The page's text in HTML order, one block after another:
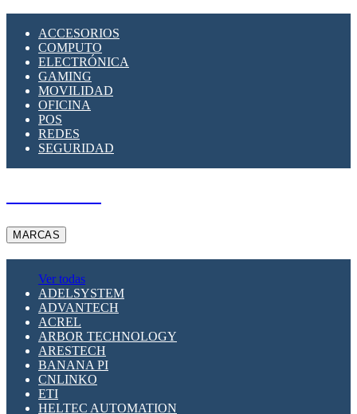
SUPRESOR DE TRANSIENTES SPDS PARA
APLICACIONES FOTOVOLTAICAS
ACCESORIOS
COMPUTO
ELECTRÓNICA
GAMING
MOVILIDAD
OFICINA
POS
REDES
SEGURIDAD
MARCAS
Ver todas
ADELSYSTEM
ADVANTECH
ACREL
ARBOR TECHNOLOGY
ARESTECH
BANANA PI
CNLINKO
ETI
HELTEC AUTOMATION